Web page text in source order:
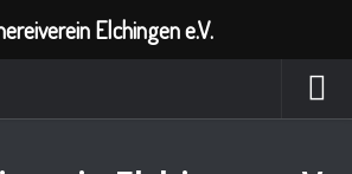
Elchingen e.V.